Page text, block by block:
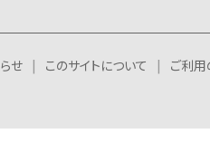
せ このサイトについて ご利用